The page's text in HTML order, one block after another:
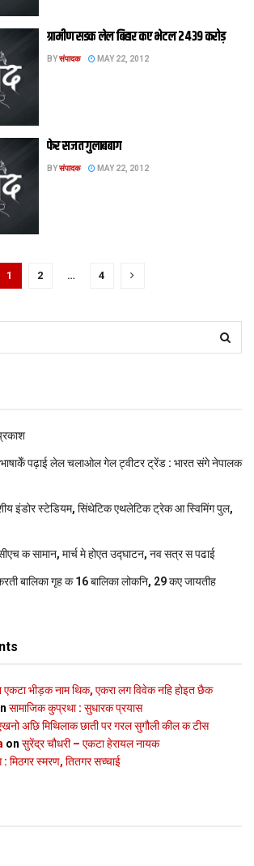
ग्रामीण सडक लेल बिहार कए भेटल 2439 करोड़
BYसंपादक MAY 22, 2012
फेर सजत गुलाबबाग
BYसंपादक MAY 22, 2012
1 2 … 4
भाषाकेँ पढ़ाई लेल चलाओल गेल ट्वीटर ट्रेंड : भारत संगे नेपालक
इंडोर स्‍टेडि‍यम, सिंथेटिक एथलेटिक ट्रेक आ स्विमिंग पुल,
क सामान, मार्च मे होएत उद्घाटन, नव सत्र स पढाई
बालिका गृह क 16 बालिका लोकनि, 29 कए जायतीह
एकटा भीड़क नाम थिक, एकरा लग विवेक नहि होइत छैक
सामाजिक कुप्रथा : सुधारक प्रयास
अछि मिथिलाक छाती पर गरल सुगौली कील क टीस
on सुरेंद्र चौधरी – एकटा हेरायल नायक
: मिठगर स्‍मरण, तितगर सच्‍चाई